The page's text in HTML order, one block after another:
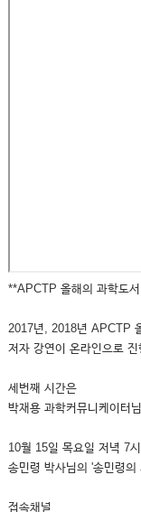
**APCTP 올해의 과학도
2017년, 2018년 APCTP
저자 강연이 온라인으로
세번째 시간은
박재용 과학커뮤니케이터
10월 15일 목요일 저녁 7
송민령 박사님의 '송민령
접속채널